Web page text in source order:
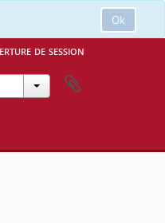
Ok
de session